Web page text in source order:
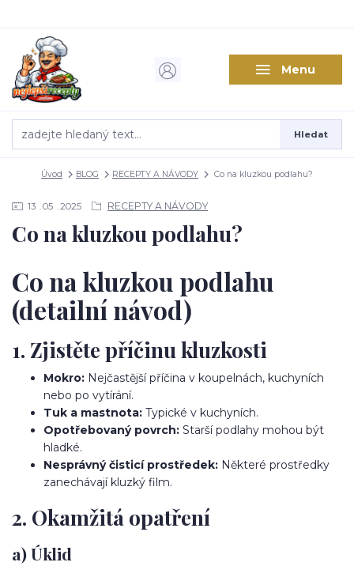
Menu
Hledat
Úvod BLOG RECEPTY A NÁVODY Co na kluzkou podlahu?
13 05 2025 RECEPTY A NÁVODY
Co na kluzkou podlahu?
Co na kluzkou podlahu
(detailní návod)
1. Zjistěte příčinu kluzkosti
Mokro: Nejčastější příčina v koupelnách, kuchyních
nebo po vytírání.
Tuk a mastnota: Typické v kuchyních.
Opotřebovaný povrch: Starší podlahy mohou být
hladké.
Nesprávný čisticí prostředek: Některé prostředky
zanechávají kluzký film.
2. Okamžitá opatření
a) Úklid